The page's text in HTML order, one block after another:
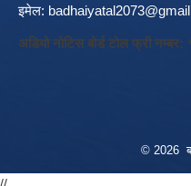
इमेल:
अडियो नोटिस बोर्ड टोल फ्री
© 2026